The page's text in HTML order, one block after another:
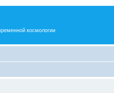
космологии